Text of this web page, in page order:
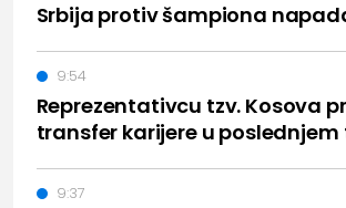
Srbija protiv šampiona
Reprezentativcu tzv. Kosova
transfer karijere u
9:54
9:37